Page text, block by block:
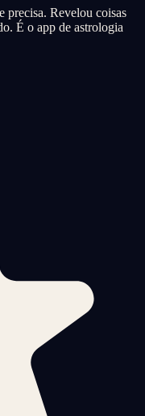
precisa. Revelou coisas
É o app de astrologia